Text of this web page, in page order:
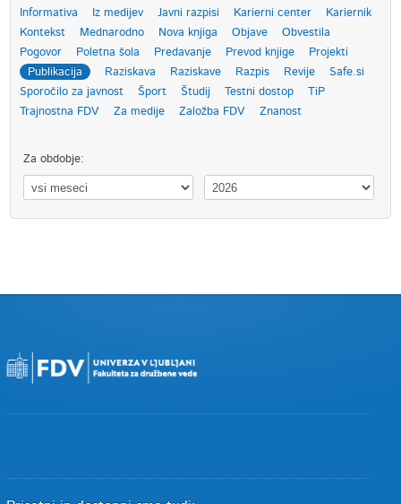
Informativa
Iz medijev Javni razpisi Karierni center
Kariernik
Kontekst
Mednarodno Nova knjiga Objave
Obvestila
Pogovor
Poletna šola Predavanje Prevod knjige
Projekti
Publikacija
Raziskava Raziskave Razpis Revije
Safe.si
Sporočilo za javnost
Šport Študij Testni dostop
TiP
Trajnostna FDV
Za medije Založba FDV Znanost
Za obdobje: